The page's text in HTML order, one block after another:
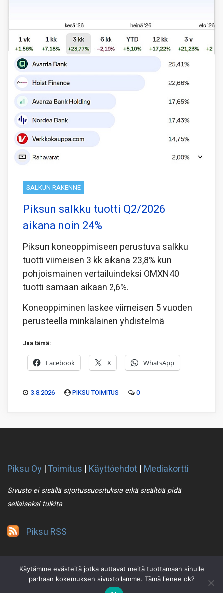
SALKUN RAKENNE
Piksun salkku tuotti Q2/2026
aikana noin 24%
Piksun koneoppimiseen perustuva salkku
tuotti viimeisen 3 kk aikana 23,8% kun
pohjoismainen vertailuindeksi OMXN40
tuotti samaan aikaan 2,6%.
Koneoppiminen laskee viimeisen 5 vuoden
perusteella minkälainen yhdistelmä
Jaa tämä:
Facebook X WhatsApp
3.8.2026 PIKSU TOIMITUS 0
Piksu Oy |Toimitus | Käyttöehdot | Mediakortti
Sivusto ei sisällä sijoitussuosituksia eikä sisältöä pidä
sellaiseksi tulkita
Piksu RSS
Käytämme evästeitä jotka auttavat meitä tuottamaan sinulle
parhaan kokemuksen sivustollamme. Tämä lienee ok?